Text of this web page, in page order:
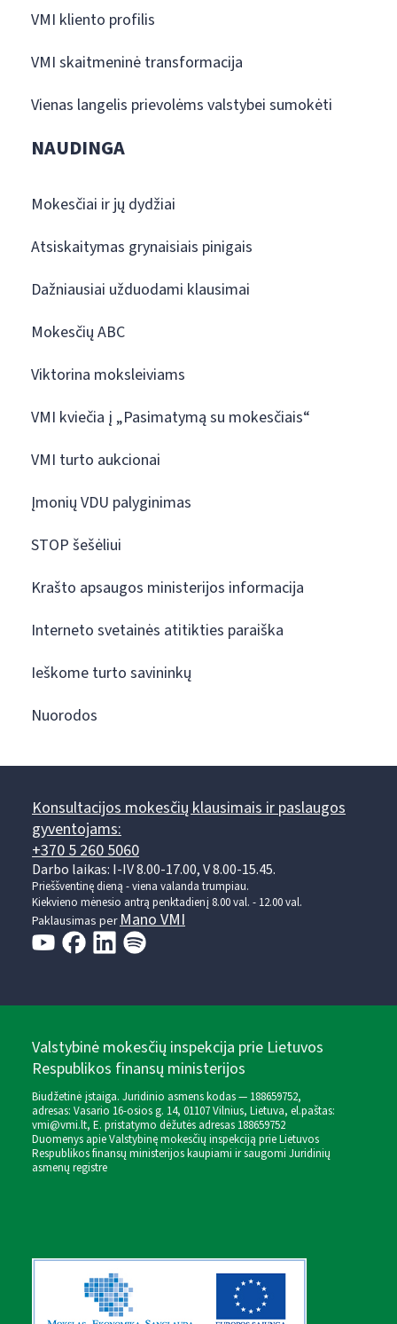
VMI kliento profilis
VMI skaitmeninė transformacija
Vienas langelis prievolėms valstybei sumokėti
NAUDINGA
Mokesčiai ir jų dydžiai
Atsiskaitymas grynaisiais pinigais
Dažniausiai užduodami klausimai
Mokesčių ABC
Viktorina moksleiviams
VMI kviečia į „Pasimatymą su mokesčiais“
VMI turto aukcionai
Įmonių VDU palyginimas
STOP šešėliui
Krašto apsaugos ministerijos informacija
Interneto svetainės atitikties paraiška
Ieškome turto savininkų
Nuorodos
Konsultacijos mokesčių klausimais ir paslaugos
gyventojams:
+370 5 260 5060
Darbo laikas: I-IV 8.00-17.00, V 8.00-15.45.
Prieššventinę dieną - viena valanda trumpiau.
Kiekvieno mėnesio antrą penktadienį 8.00 val. - 12.00 val.
Paklausimas perMano VMI
Valstybinė mokesčių inspekcija prie Lietuvos
Respublikos finansų ministerijos
Biudžetinė įstaiga. Juridinio asmens kodas — 188659752,
adresas: Vasario 16-osios g. 14, 01107 Vilnius, Lietuva, el.paštas:
vmi@vmi.lt, E. pristatymo dėžutės adresas 188659752
Duomenys apie Valstybinę mokesčių inspekciją prie Lietuvos
Respublikos finansų ministerijos kaupiami ir saugomi Juridinių
asmenų registre